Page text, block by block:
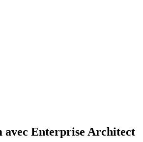
avec Enterprise Architect